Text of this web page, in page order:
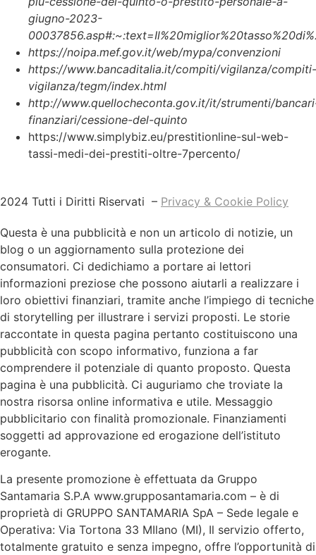
giugno-2023-
https://noipa.mef.gov.it/web/mypa/convenzioni
https://www.bancaditalia.it/compiti/vigilanza/compiti-
vigilanza/tegm/index.html
http://www.quellocheconta.gov.it/it/strumenti/
finanziari/cessione-del-quinto
https://www.simplybiz.eu/prestitionline-sul-web-
tassi-medi-dei-prestiti-oltre-7percento/
2024 Tutti i Diritti Riservati – Privacy & Cookie Policy
Questa è una pubblicità e non un articolo di notizie, un
blog o un aggiornamento sulla protezione dei
consumatori. Ci dedichiamo a portare ai lettori
informazioni preziose che possono aiutarli a realizzare i
loro obiettivi finanziari, tramite anche l’impiego di tecniche
di storytelling per illustrare i servizi proposti. Le storie
raccontate in questa pagina pertanto costituiscono una
pubblicità con scopo informativo, funziona a far
comprendere il potenziale di quanto proposto. Questa
pagina è una pubblicità. Ci auguriamo che troviate la
nostra risorsa online informativa e utile. Messaggio
pubblicitario con finalità promozionale. Finanziamenti
soggetti ad approvazione ed erogazione dell’istituto
erogante.
La presente promozione è effettuata da Gruppo
Santamaria S.P.A www.grupposantamaria.com – è di
proprietà di GRUPPO SANTAMARIA SpA – Sede legale e
Operativa: Via Tortona 33 MIlano (MI), Il servizio offerto,
totalmente gratuito e senza impegno, offre l’opportunità di